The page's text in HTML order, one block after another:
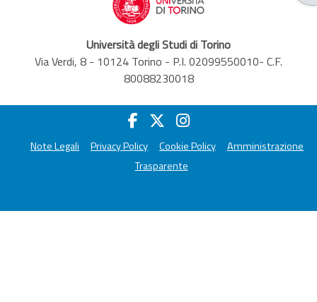
Università degli Studi di Torino
Via Verdi, 8 - 10124 Torino - P.I. 02099550010- C.F.
80088230018
Note Legali Privacy Policy Cookie Policy
Amministrazione
Trasparente